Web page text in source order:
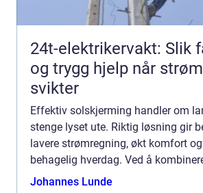
24t-elektrikervakt: Slik
og trygg hjelp når
svikter
Effektiv solskjerming handler om
stenge lyset ute. Riktig løsning gir
lavere strømregning, økt komfort
behagelig hverdag. Ved å
utvendige produkter kan både
Johannes Lunde